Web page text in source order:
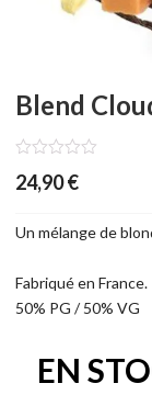
Blend
24,90€
Un mélange de
Fabriqué en France.
50% PG / 50% VG
EN